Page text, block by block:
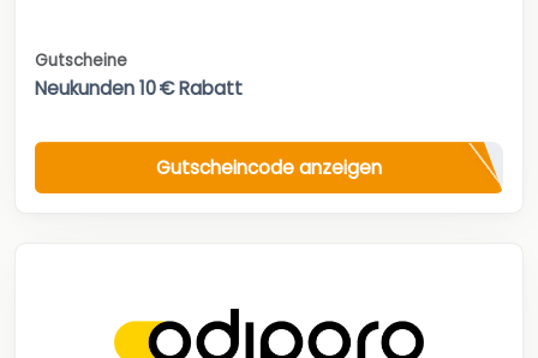
Gutscheine
Neukunden 10 € Rabatt
Gutscheincode anzeigen